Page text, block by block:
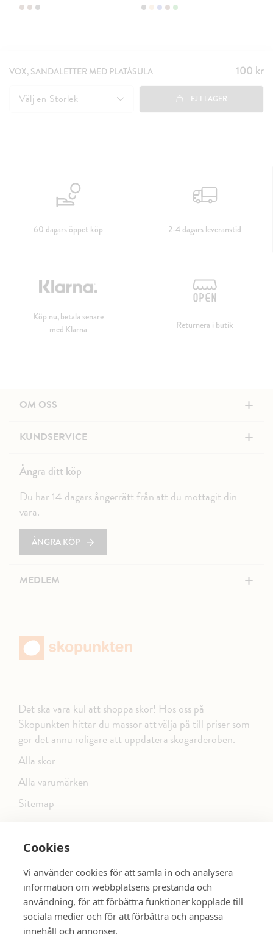
Cookies
Vi använder cookies för att samla in och analysera
information om webbplatsens prestanda och
användning, för att förbättra funktioner kopplade till
sociala medier och för att förbättra och anpassa
innehåll och annonser.
VOX, SANDALETTER MED PLATÅSULA Pris:
100 kr
100 kr
Välj en Storlek EJ I LAGER
60 dagars öppet köp 2-4 dagars leveranstid
Köp nu, betala senare
med Klarna
Returnera i butik
OM OSS +
KUNDSERVICE +
Ångra ditt köp
Du har 14 dagars ångerrätt från att du mottagit din
vara.
ÅNGRA KÖP
MEDLEM +
Det ska vara kul att shoppa skor! Hos oss på
Skopunkten hittar du massor att välja på till priser som
gör det ännu roligare att uppdatera skogarderoben.
Alla skor
Alla varumärken
Sitemap
FÖLJ OSS PÅ SOCIALA MEDIER
SE MER SKOR: dinsko.se